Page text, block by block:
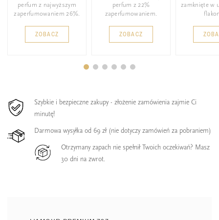
perfum z najwyższym
zaperfumowaniem 26%.
ZOBACZ
perfum z 22%
zaperfumowaniem.
ZOBACZ
zamknięte w
Szybkie i bezpieczne zakupy - złożenie zamówienia zajmie Ci
minutę!
Darmowa wysyłka od 69 zł (nie dotyczy zamówień za pobraniem)
Otrzymany zapach nie spełnił Twoich oczekiwań? Masz
30 dni na zwrot.